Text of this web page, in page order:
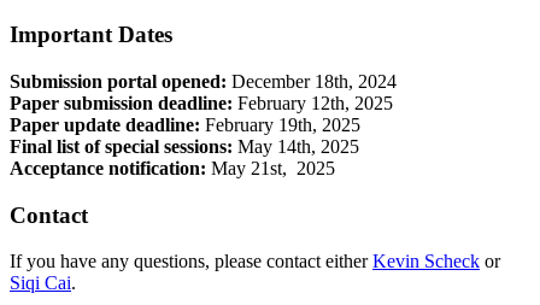
Important Dates
Submission portal opened: December 18th, 2024
Paper submission deadline: February 12th, 2025
Paper update deadline: February 19th, 2025
Final list of special sessions: May 14th, 2025
Acceptance notification: May 21st, 2025
Contact
If you have any questions, please contact eitherKevin Scheck or
Siqi Cai.